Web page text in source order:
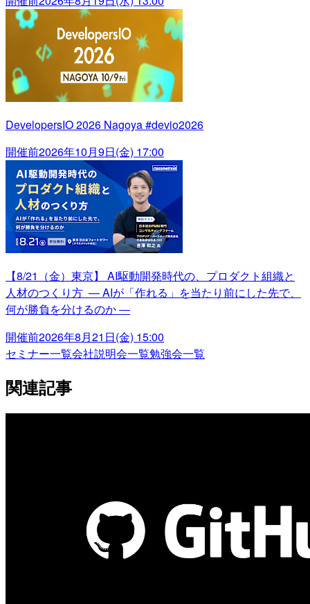
DevelopersIO 2026 Nagoya #devio2026
開催前2026年10月9日(金) 17:00
【8/21（金）東京】 AI駆動開発時代の、プロダクト組織と
人材のつくり方 ― AIが「作れる」を当たり前にした先で、
何が勝負を分けるのか ―
開催前2026年8月21日(金) 15:00
セミナー一覧会社説明会一覧勉強会一覧
関連記事